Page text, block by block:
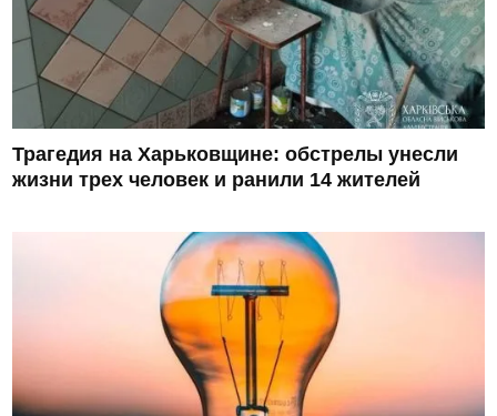
Трагедия на Харьковщине: обстрелы унесли
жизни трех человек и ранили 14 жителей